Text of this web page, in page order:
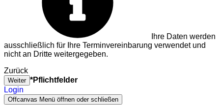
Ihre Daten werden
ausschließlich für Ihre Terminvereinbarung verwendet und
nicht an Dritte weitergegeben.
Zurück
Weiter *Pflichtfelder
Login
Offcanvas Menü öffnen oder schließen